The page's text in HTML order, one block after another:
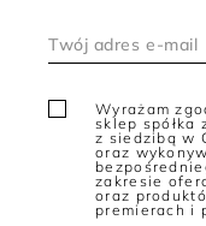
Wyrażam
sklep spółka
z siedzibą w
oraz
zakresie
oraz
premierach i